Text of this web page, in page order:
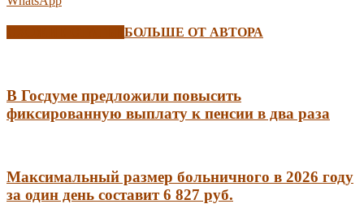
БОЛЬШЕ ОТ АВТОРА
В Госдуме предложили повысить
фиксированную выплату к пенсии в два раза
Максимальный размер больничного в 2026 году
за один день составит 6 827 руб.